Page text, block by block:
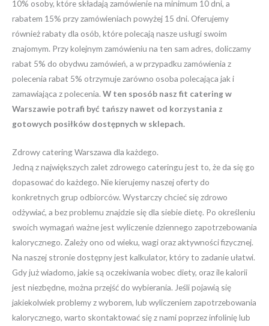
10% osoby, które składają zamówienie na minimum 10 dni, a
rabatem 15% przy zamówieniach powyżej 15 dni. Oferujemy
również rabaty dla osób, które polecają nasze usługi swoim
znajomym. Przy kolejnym zamówieniu na ten sam adres, doliczamy
rabat 5% do obydwu zamówień, a w przypadku zamówienia z
polecenia rabat 5% otrzymuje zarówno osoba polecająca jak i
zamawiająca z polecenia. W ten sposób nasz fit catering w
Warszawie potrafi być tańszy nawet od korzystania z
gotowych posiłków dostępnych w sklepach.
Zdrowy catering Warszawa dla każdego.
Jedną z największych zalet zdrowego cateringu jest to, że da się go
dopasować do każdego. Nie kierujemy naszej oferty do
konkretnych grup odbiorców. Wystarczy chcieć się zdrowo
odżywiać, a bez problemu znajdzie się dla siebie dietę. Po określeniu
swoich wymagań ważne jest wyliczenie dziennego zapotrzebowania
kalorycznego. Zależy ono od wieku, wagi oraz aktywności fizycznej.
Na naszej stronie dostępny jest kalkulator, który to zadanie ułatwi.
Gdy już wiadomo, jakie są oczekiwania wobec diety, oraz ile kalorii
jest niezbędne, można przejść do wybierania. Jeśli pojawią się
jakiekolwiek problemy z wyborem, lub wyliczeniem zapotrzebowania
kalorycznego, warto skontaktować się z nami poprzez infolinię lub